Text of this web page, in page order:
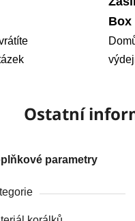
Box
Ostatní
parametry